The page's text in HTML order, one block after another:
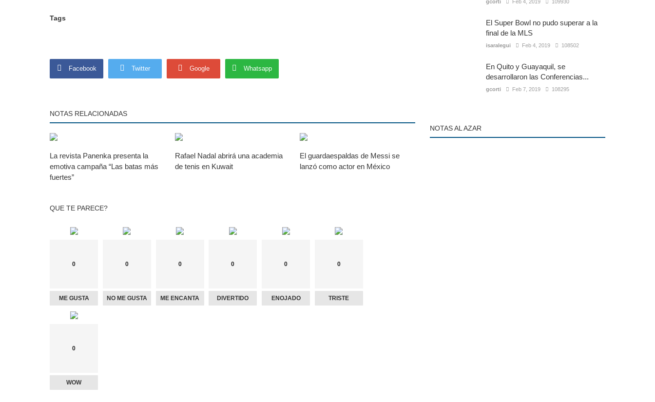
Tags
Facebook Twitter Google Whatsapp
NOTAS RELACIONADAS
La revista Panenka presenta la
emotiva campaña “Las batas más
fuertes”
Rafael Nadal abrirá una academia
de tenis en Kuwait
El guardaespaldas de Messi se
lanzó como actor en México
QUE TE PARECE?
0
ME GUSTA
0
NO ME GUSTA
0
ME ENCANTA
0
DIVERTIDO
0
ENOJADO
0
TRISTE
0
WOW
gcorti Feb 4, 2019 109930
El Super Bowl no pudo superar a la
final de la MLS
isaralegui Feb 4, 2019 108502
En Quito y Guayaquil, se
desarrollaron las Conferencias...
gcorti Feb 7, 2019 108295
NOTAS AL AZAR